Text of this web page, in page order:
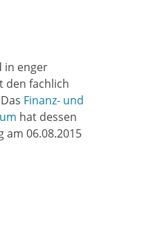
in enger
den fachlich
Finanz- und
hat dessen
am 06.08.2015